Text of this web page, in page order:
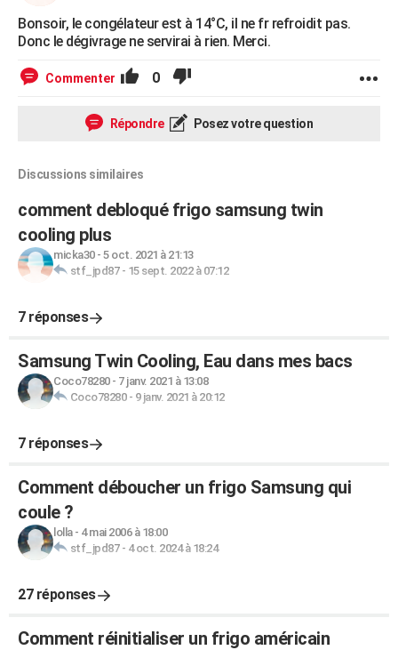
Bonsoir, le congélateur est à 14°C, il ne fr refroidit pas.
Donc le dégivrage ne servirai à rien. Merci.
Commenter 0
Répondre Posez votre question
Discussions similaires
comment debloqué frigo samsung twin
cooling plus
micka30- 5 oct. 2021 à 21:13
stf_jpd87- 15 sept. 2022 à 07:12
7 réponses
Samsung Twin Cooling, Eau dans mes bacs
Coco78280- 7 janv. 2021 à 13:08
Coco78280- 9 janv. 2021 à 20:12
7 réponses
Comment déboucher un frigo Samsung qui
coule ?
lolla- 4 mai 2006 à 18:00
stf_jpd87- 4 oct. 2024 à 18:24
27 réponses
Comment réinitialiser un frigo américain